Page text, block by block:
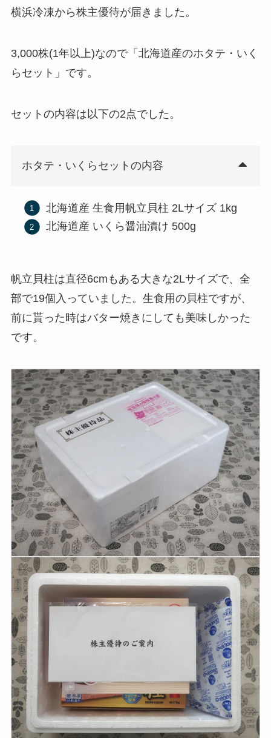
横浜冷凍から株主優待が届きました。
3,000株(1年以上)なので「北海道産のホタテ・いく
らセット」です。
セットの内容は以下の2点でした。
ホタテ・いくらセットの内容
北海道産 生食用帆立貝柱 2Lサイズ 1kg
北海道産 いくら醤油漬け 500g
帆立貝柱は直径6cmもある大きな2Lサイズで、全
部で19個入っていました。生食用の貝柱ですが、
前に貰った時はバター焼きにしても美味しかった
です。